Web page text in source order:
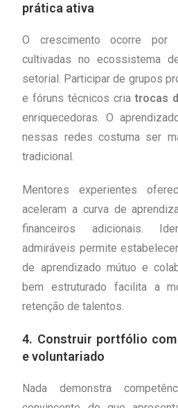
prática ativa
O crescimento ocorre por
cultivadas no ecossistema
setorial. Participar de grupos
e fóruns técnicos criatrocas
enriquecedoras. O
nessas redes costuma ser
tradicional.
Mentores experientes
aceleram a curva de
financeiros adicionais.
admiráveis permite
de aprendizado mútuo e
bem estruturado facilita a
retenção de talentos.
4. Construir portfólio
e voluntariado
Nada demonstra